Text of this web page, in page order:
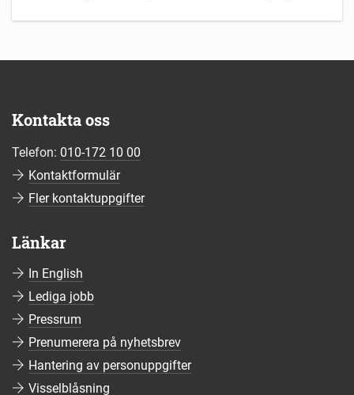
Kontakta oss
Telefon: 010-172 10 00
Kontaktformulär
Fler kontaktuppgifter
Länkar
In English
Lediga jobb
Pressrum
Prenumerera på nyhetsbrev
Hantering av personuppgifter
Visselblåsning